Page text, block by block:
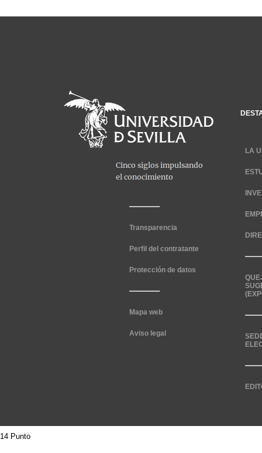
Transparencia
Perfil del contratante
Protección de datos
Mapa web
Aviso legal
LA
14 Punto